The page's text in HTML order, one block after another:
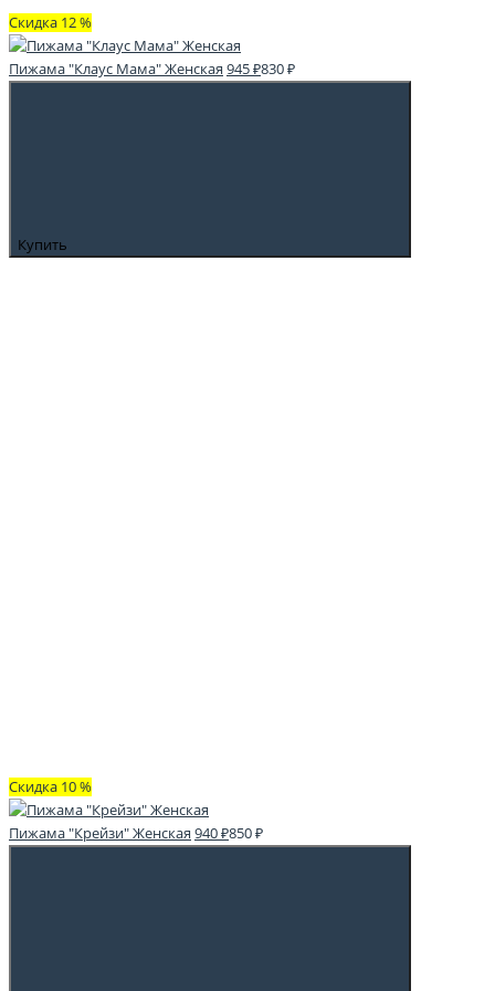
Скидка 12 %
Пижама "Клаус Мама" Женская 945 ₽830 ₽
Купить
Скидка 10 %
Пижама "Крейзи" Женская 940 ₽850 ₽